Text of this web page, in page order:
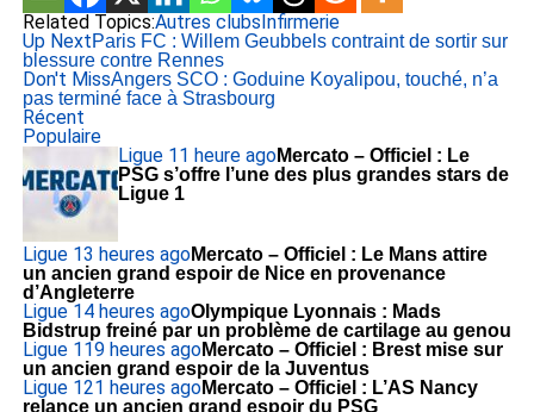
Related Topics:Autres clubsInfirmerie
Up NextParis FC : Willem Geubbels contraint de sortir sur
blessure contre Rennes
Don't MissAngers SCO : Goduine Koyalipou, touché, n’a
pas terminé face à Strasbourg
Récent
Populaire
Ligue 11 heure agoMercato – Officiel : Le
PSG s’offre l’une des plus grandes stars de
Ligue 1
Ligue 13 heures agoMercato – Officiel : Le Mans attire
un ancien grand espoir de Nice en provenance
d’Angleterre
Ligue 14 heures agoOlympique Lyonnais : Mads
Bidstrup freiné par un problème de cartilage au genou
Ligue 119 heures agoMercato – Officiel : Brest mise sur
un ancien grand espoir de la Juventus
Ligue 121 heures agoMercato – Officiel : L’AS Nancy
relance un ancien grand espoir du PSG